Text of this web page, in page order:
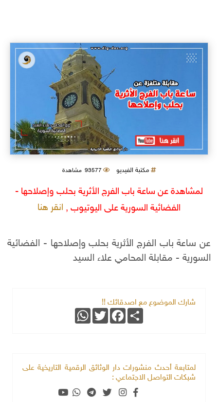
مكتبة الفيديو 93577 مشاهدة
لمشاهدة عن ساعة باب الفرج الأثرية بحلب وإصلاحها -
الفضائية السورية على اليوتيوب , انقر هنا
عن ساعة باب الفرج الأثرية بحلب وإصلاحها - الفضائية
السورية - مقابلة المحامي علاء السيد
شارك الموضوع مع اصدقائك !!
Share
Facebook
Twitter
WhatsApp
لمتابعة أحدث منشورات دار الوثائق الرقمية التاريخية على
شبكات التواصل الاجتماعي :